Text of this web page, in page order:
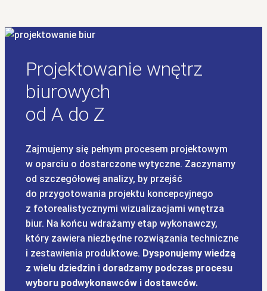
Projektowanie wnętrz
biurowych
od A do Z
Zajmujemy się pełnym procesem projektowym
w oparciu o dostarczone wytyczne. Zaczynamy
od szczegółowej analizy, by przejść
do przygotowania projektu koncepcyjnego
z fotorealistycznymi wizualizacjami wnętrza
biur. Na końcu wdrażamy etap wykonawczy,
który zawiera niezbędne rozwiązania techniczne
i zestawienia produktowe. Dysponujemy wiedzą
z wielu dziedzin i doradzamy podczas procesu
wyboru podwykonawców i dostawców.